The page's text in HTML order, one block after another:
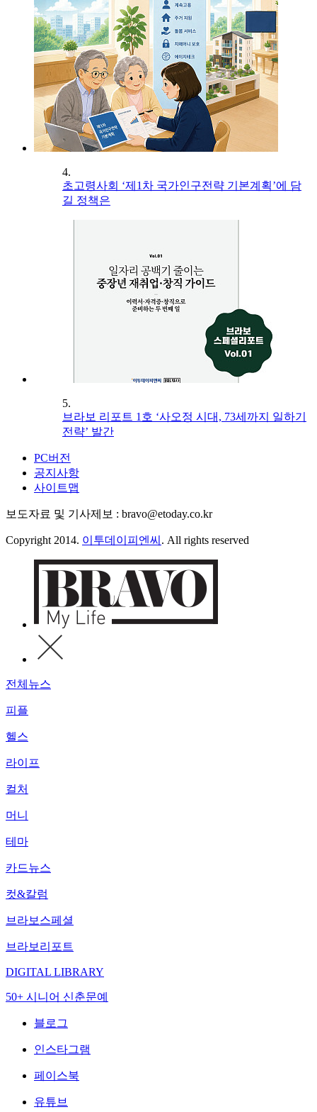
4.
초고령사회 ‘제1차 국가인구전략 기본계획’에 담
길 정책은
5.
브라보 리포트 1호 ‘사오정 시대, 73세까지 일하기
전략’ 발간
PC버전
공지사항
사이트맵
보도자료 및 기사제보 : bravo@etoday.co.kr
Copyright 2014. 이투데이피엔씨 . All rights reserved
전체뉴스
피플
헬스
라이프
컬처
머니
테마
카드뉴스
컷&칼럼
브라보스페셜
브라보리포트
DIGITAL LIBRARY
50+ 시니어 신춘문예
블로그
인스타그램
페이스북
유튜브